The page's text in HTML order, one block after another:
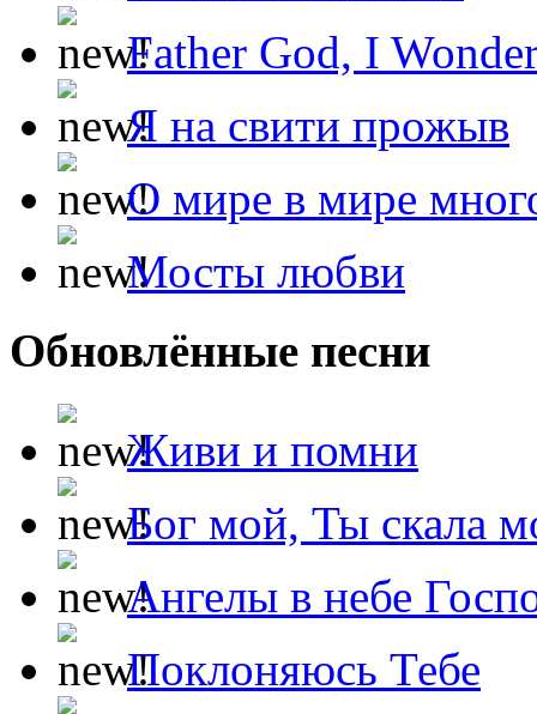
Father God, I
Я на свити прожыв
О мире в мире
Мосты любви
Обновлённые песни
Живи и помни
Бог мой, Ты скала
Ангелы в небе
Поклоняюсь Тебе